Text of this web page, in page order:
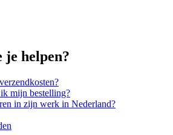
je helpen?
mijn bestelling?
in zijn werk in Nederland?